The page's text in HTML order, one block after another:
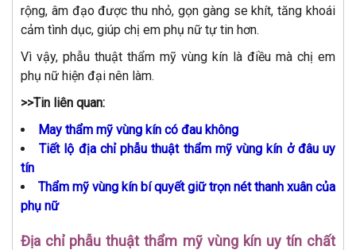
rộng, âm đạo được thu nhỏ, gọn gàng se khít, tăng khoái
cảm tình dục, giúp chị em phụ nữ tự tin hơn.
Vì vậy, phẫu thuật thẩm mỹ vùng kín là điều mà chị em
phụ nữ hiện đại nên làm.
>>Tin liên quan:
May thẩm mỹ vùng kín có đau không
Tiết lộ địa chỉ phẫu thuật thẩm mỹ vùng kín ở đâu uy
tín
Thẩm mỹ vùng kín bí quyết giữ trọn nét thanh xuân của
phụ nữ
Địa chỉ phẫu thuật thẩm mỹ vùng kín uy tín chất